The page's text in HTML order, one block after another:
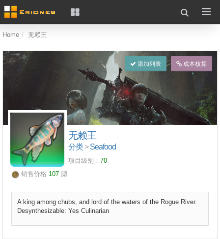
Home 无赖王
添加列表 成本核算
无赖王
分类>Seafood
项目级别： 70
销售价格 107 腮
A king among chubs, and lord of the waters of the Rogue River.
Desynthesizable: Yes Culinarian